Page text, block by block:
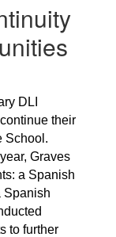
DLI
their
School.
Graves
a Spanish
Spanish
to further